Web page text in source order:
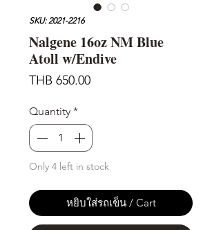
SKU: 2021-2216
Nalgene 16oz NM Blue
Atoll w/Endive
THB 650.00Price
Quantity *
Only 4 left in stock
หยิบใส่รถเข็น / Cart